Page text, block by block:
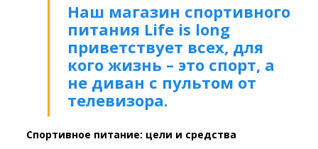
Наш магазин спортивного
питания Life is long
приветствует всех, для
кого жизнь – это спорт, а
не диван с пультом от
телевизора.
Спортивное питание: цели и средства